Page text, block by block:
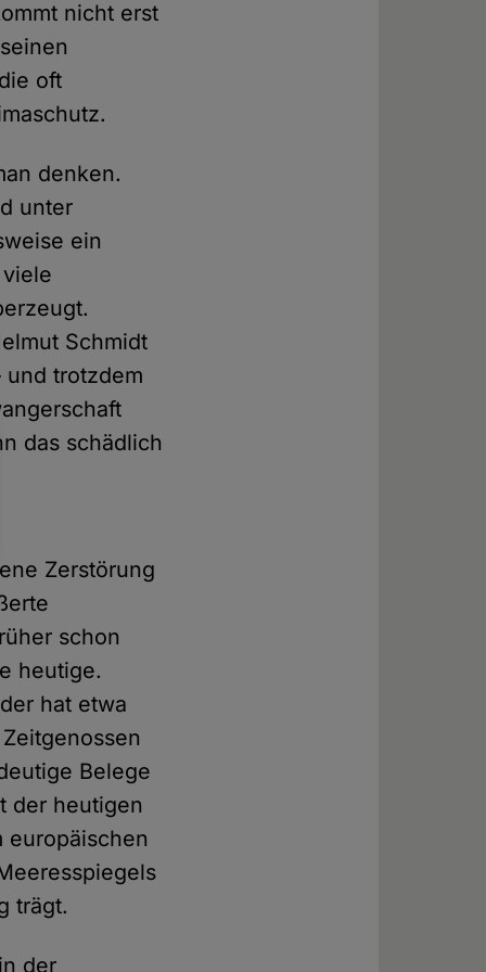
nicht erst
oft
denken.
unter
ein
Schmidt
trotzdem
das schädlich
Zerstörung
schon
heutige.
hat etwa
Belege
der heutigen
europäischen
trägt.
der